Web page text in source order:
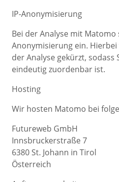
IP-Anonymisierung
Bei der Analyse mit Matomo
Anonymisierung ein.
der Analyse gekürzt,
eindeutig zuordenbar ist.
Hosting
Wir hosten Matomo bei
Futureweb GmbH
Innsbruckerstraße 7
6380 St. Johann in Tirol
Österreich